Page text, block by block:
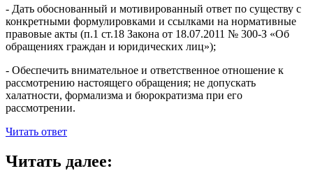
- Дать обоснованный и мотивированный ответ по существу с
конкретными формулировками и ссылками на нормативные
правовые акты (п.1 ст.18 Закона от 18.07.2011 № 300-З «Об
обращениях граждан и юридических лиц»);
- Обеспечить внимательное и ответственное отношение к
рассмотрению настоящего обращения; не допускать
халатности, формализма и бюрократизма при его
рассмотрении.
Читать ответ
Читать далее: